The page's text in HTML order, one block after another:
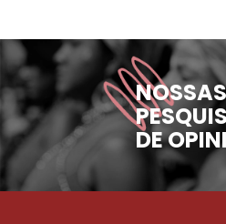
NOSSAS
DE